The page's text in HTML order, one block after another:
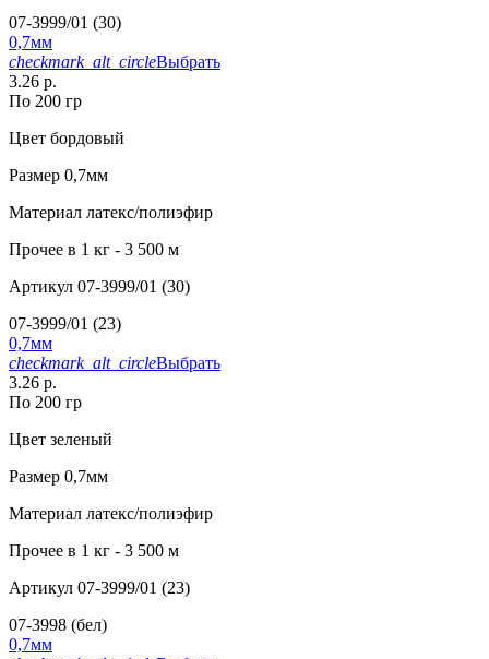
07-3999/01 (30)
0,7мм
checkmark_alt_circleВыбрать
3.26 р.
По 200 гр
Цвет бордовый
Размер 0,7мм
Материал латекс/полиэфир
Прочее в 1 кг - 3 500 м
Артикул 07-3999/01 (30)
07-3999/01 (23)
0,7мм
checkmark_alt_circleВыбрать
3.26 р.
По 200 гр
Цвет зеленый
Размер 0,7мм
Материал латекс/полиэфир
Прочее в 1 кг - 3 500 м
Артикул 07-3999/01 (23)
07-3998 (бел)
0,7мм